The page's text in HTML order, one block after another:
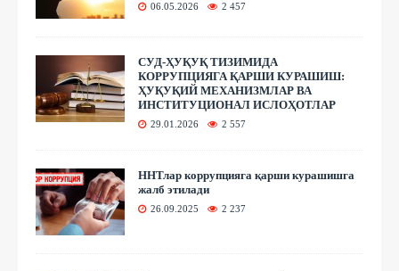
06.05.2026 2 457
СУД-ҲУҚУҚ ТИЗИМИДА
КОРРУПЦИЯГА ҚАРШИ КУРАШИШ:
ҲУҚУҚИЙ МЕХАНИЗМЛАР ВА
ИНСТИТУЦИОНАЛ ИСЛОҲОТЛАР
29.01.2026 2 557
ННТлар коррупцияга қарши курашишга
жалб этилади
26.09.2025 2 237